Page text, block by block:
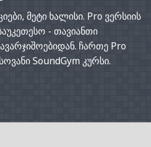
მეტი ხალისი. Pro ვერსიის
- თავიანთი
ჩართე Pro
SoundGym კურსი.